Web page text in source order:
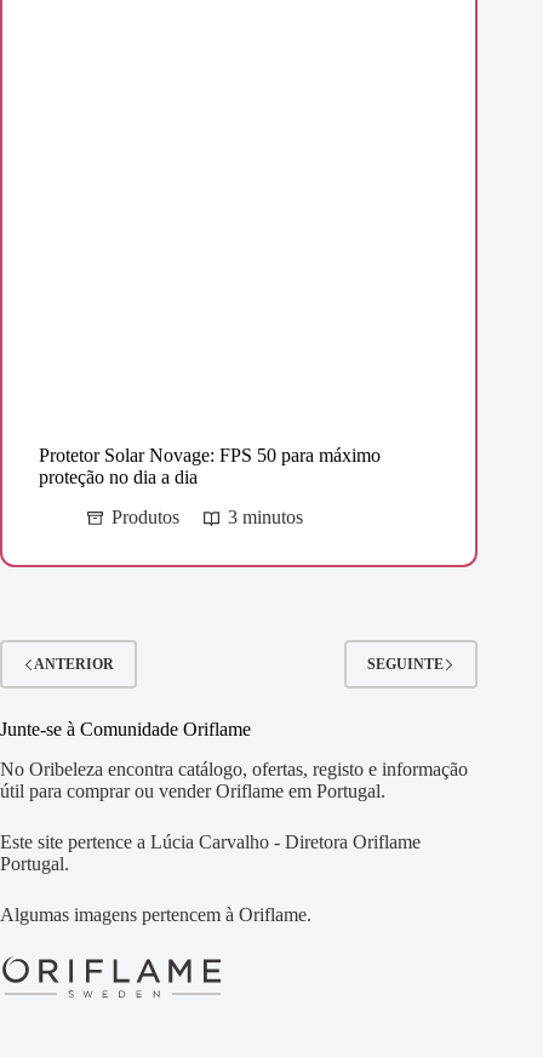
Protetor Solar Novage: FPS 50 para máximo
proteção no dia a dia
Produtos
3 minutos
ANTERIOR SEGUINTE
Junte-se à Comunidade Oriflame
No Oribeleza encontra catálogo, ofertas, registo e informação
útil para comprar ou vender Oriflame em Portugal.
Este site pertence a Lúcia Carvalho - Diretora Oriflame
Portugal.
Algumas imagens pertencem à Oriflame.